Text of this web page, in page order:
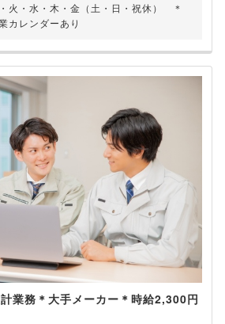
火・水・木・金（土・日・祝休） ＊
カレンダーあり
計業務＊大手メーカー＊時給2,300円